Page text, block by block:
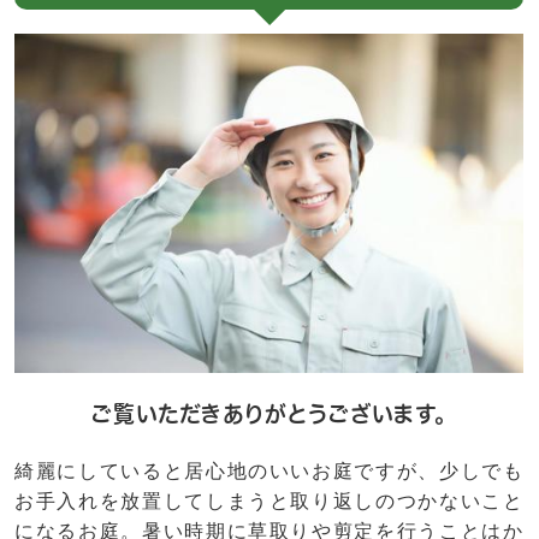
ご覧いただきありがとうございます。
綺麗にしていると居心地のいいお庭ですが、少しでも
お手入れを放置してしまうと取り返しのつかないこと
になるお庭。暑い時期に草取りや剪定を行うことはか